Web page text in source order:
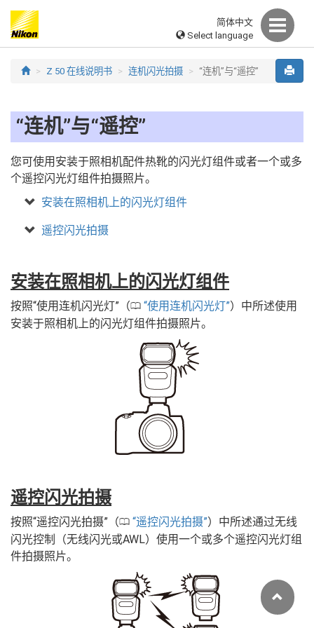
简体中文
Select language
Z 50 在线说明书 连机闪光拍摄 “连机”与“遥控”
“连机”与“遥控”
您可使用安装于照相机配件热靴的闪光灯组件或者一个或多
个遥控闪光灯组件拍摄照片。
安装在照相机上的闪光灯组件
遥控闪光拍摄
安装在照相机上的闪光灯组件
按照“使用连机闪光灯”（0 使用连机闪光灯 ）中所述使用
安装于照相机上的闪光灯组件拍摄照片。
遥控闪光拍摄
按照“遥控闪光拍摄”（0 遥控闪光拍摄 ）中所述通过无线
闪光控制（无线闪光或AWL）使用一个或多个遥控闪光灯组
件拍摄照片。